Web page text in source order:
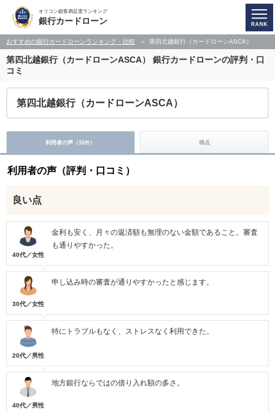
オリコン顧客満足度ランキング
銀行カードローン
おすすめの銀行カードローンランキング・比較 第四北越銀行（カードローンASCA）
第四北越銀行（カードローンASCA）
銀行カードローンの評判・口
コミ
第四北越銀行（カードローンASCA）
利用者の声（16件） 得点
利用者の声（評判・口コミ）
良い点
40代／女性
金利も安く、月々の返済額も無理のない金額であること。審査
も通りやすかった。
30代／女性
申し込み時の審査が通りやすかったと感じます。
20代／男性
特にトラブルもなく、ストレスなく利用できた。
40代／男性
地方銀行ならではの借り入れ額の多さ。